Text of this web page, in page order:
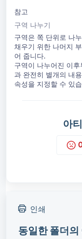
참고
구역 나누기
구역은 쪽 단위로 나
채우기 위한 나머지
어 줍니다.
구역이 나누어진 이
과 완전히 별개의 내
속성을 지정할 수 있
아
인쇄
동일한 폴더의